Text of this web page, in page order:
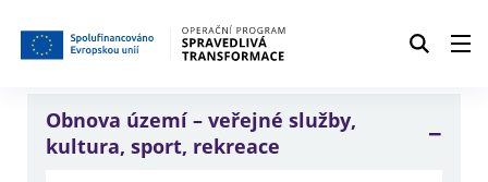
Obnova území – veřejné služby,
kultura, sport, rekreace